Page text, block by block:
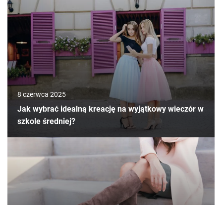
8 czerwca 2025
Jak wybrać idealną kreację na wyjątkowy wieczór w
szkole średniej?